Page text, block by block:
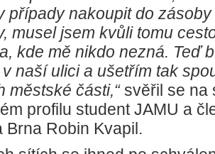
případy nakoupit do
musel jsem kvůli tomu
kde mě nikdo nezná. Teď
naší ulici a ušetřím tak
městské části,“svěřil se na
profilu student JAMU a
Brna Robin Kvapil.